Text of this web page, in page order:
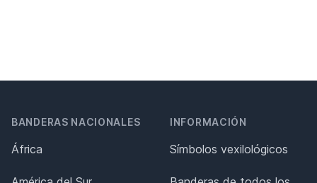
BANDERAS NACIONALES
África
INFORMACIÓN
Símbolos vexilológicos